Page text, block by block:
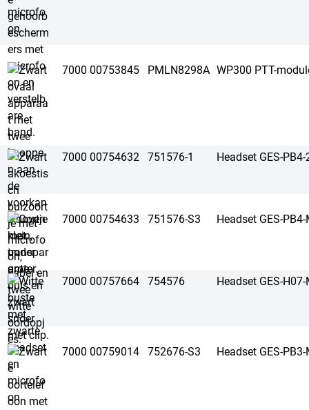
7000 00753845 PMLN8298A WP300 PTT-
7000 00754632 751576-1 Headset GES-
7000 00754633 751576-S3 Headset GES-
7000 00757664 754576 Headset GES-
7000 00759014 752676-S3 Headset GES-